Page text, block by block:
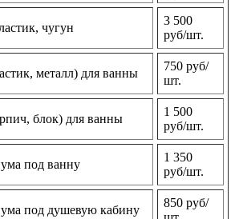
чугун
3 500
руб/шт.
металл) для ванны
750 руб/
шт.
блок) для ванны
1 500
руб/шт.
под ванну
1 350
руб/шт.
под душевую кабину
850 руб/